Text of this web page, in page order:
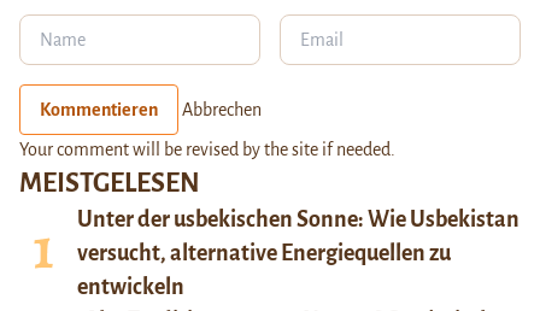
MEISTGELESEN
Unter der usbekischen Sonne: Wie Usbekistan
versucht, alternative Energiequellen zu
entwickeln
Kommentieren Abbrechen
Your comment will be revised by the site if needed.